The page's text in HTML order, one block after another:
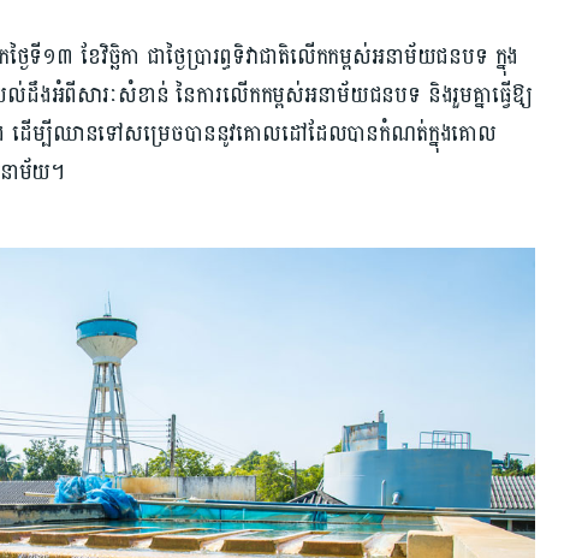
ទី១៣ ខែវិច្ឆិកា ជាថ្ងៃប្រារព្ធ​ទិវាជាតិ​លើក​កម្ពស់​អនាម័យជនបទ ក្នុង​
ង​អំពីសារៈសំខាន់ នៃការ​លើក​កម្ពស់​អនាម័យជនបទ និង​រួមគ្នា​ធ្វើឱ្យ​
ង ដើម្បីឈាន​ទៅ​សម្រេច​បាន​នូវ​គោលដៅ​ដែលបាន​កំណត់​ក្នុងគោល
ាម័យ។